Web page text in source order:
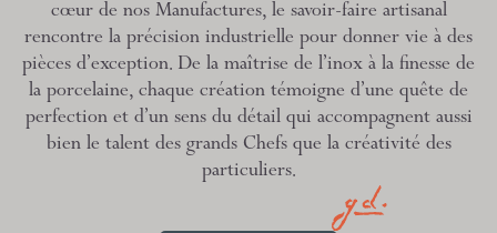
cœur de nos Manufactures, le savoir-faire artisanal
rencontre la précision industrielle pour donner vie à des
pièces d’exception. De la maîtrise de l’inox à la finesse de
la porcelaine, chaque création témoigne d’une quête de
perfection et d’un sens du détail qui accompagnent aussi
bien le talent des grands Chefs que la créativité des
particuliers.